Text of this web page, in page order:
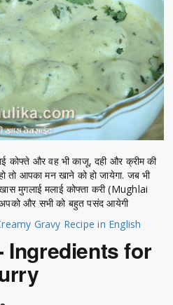
कोफ्ते और वह भी काजू, दही और क्रीम की
आपका मन खाने को हो जायेगा. जब भी
मुगलाई मलाई कोफ्ता करी (Mughlai
और सभी को बहुत पसंद आयेगी
Gravy Recipe in English
Ingredients for